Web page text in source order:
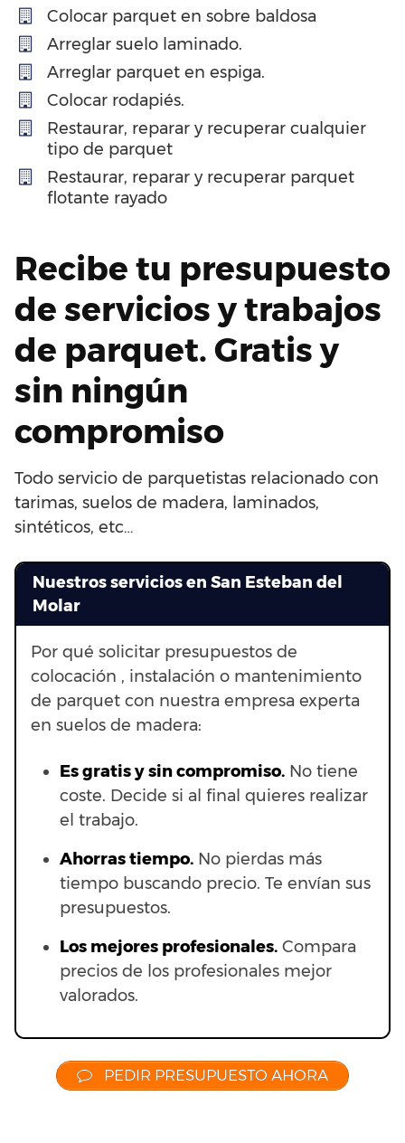
Colocar parquet en sobre baldosa
Arreglar suelo laminado.
Arreglar parquet en espiga.
Colocar rodapiés.
Restaurar, reparar y recuperar cualquier
tipo de parquet
Restaurar, reparar y recuperar parquet
flotante rayado
Recibe tu presupuesto
de servicios y trabajos
de parquet. Gratis y
sin ningún
compromiso
Todo servicio de parquetistas relacionado con
tarimas, suelos de madera, laminados,
sintéticos, etc…
Nuestros servicios en San Esteban del
Molar
Por qué solicitar presupuestos de
colocación , instalación o mantenimiento
de parquet con nuestra empresa experta
en suelos de madera:
Es gratis y sin compromiso. No tiene
coste. Decide si al final quieres realizar
el trabajo.
Ahorras tiempo. No pierdas más
tiempo buscando precio. Te envían sus
presupuestos.
Los mejores profesionales. Compara
precios de los profesionales mejor
valorados.
PEDIR PRESUPUESTO AHORA